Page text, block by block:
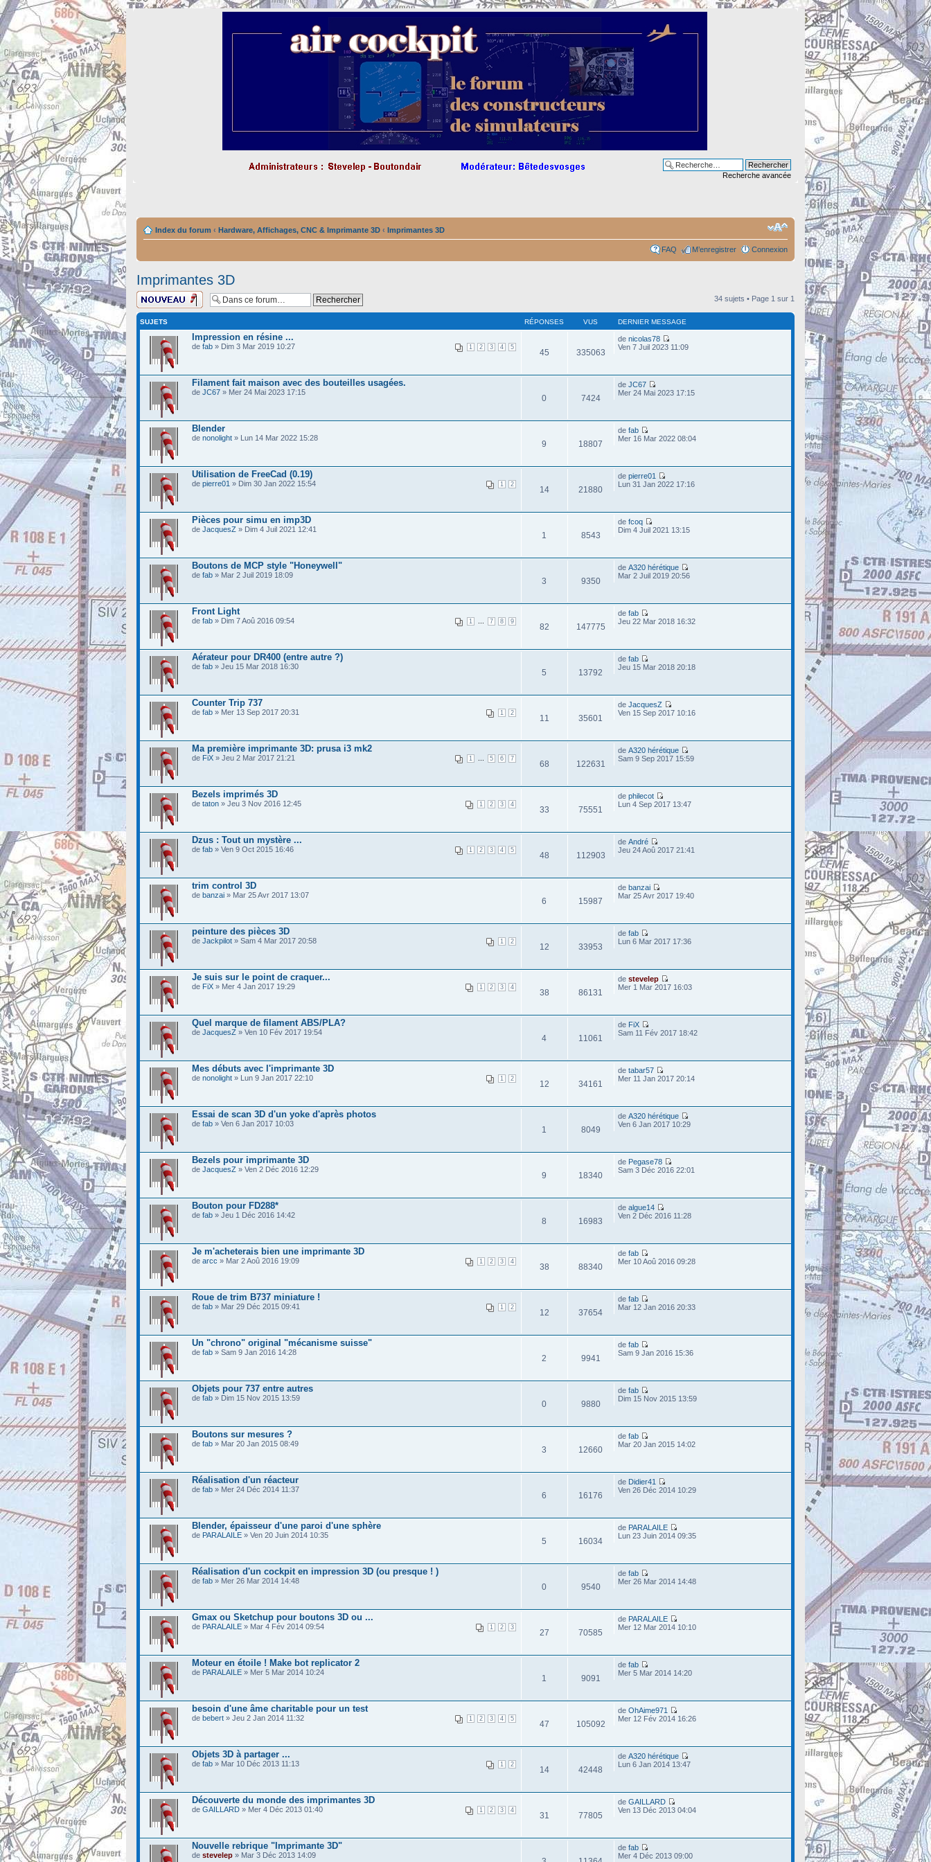
Recherche avancée
Index du forum ‹ Hardware, Affichages, CNC & Imprimante 3D ‹ Imprimantes 3D
FAQ M’enregistrer Connexion
Imprimantes 3D
Ecrire un nouveau
sujet
34 sujets • Page 1 sur 1
SUJETS RÉPONSES VUS DERNIER MESSAGE
Impression en résine ...
1 2 3 4 5
de fab » Dim 3 Mar 2019 10:27
45 335063
de nicolas78
Ven 7 Juil 2023 11:09
Filament fait maison avec des bouteilles usagées.
de JC67 » Mer 24 Mai 2023 17:15
0 7424
de JC67
Mer 24 Mai 2023 17:15
Blender
de nonolight » Lun 14 Mar 2022 15:28
9 18807
de fab
Mer 16 Mar 2022 08:04
Utilisation de FreeCad (0.19)
1 2
de pierre01 » Dim 30 Jan 2022 15:54
14 21880
de pierre01
Lun 31 Jan 2022 17:16
Pièces pour simu en imp3D
de JacquesZ » Dim 4 Juil 2021 12:41
1 8543
de fcoq
Dim 4 Juil 2021 13:15
Boutons de MCP style "Honeywell"
de fab » Mar 2 Juil 2019 18:09
3 9350
de A320 hérétique
Mar 2 Juil 2019 20:56
Front Light
1 7 8 9
de fab » Dim 7 Aoû 2016 09:54
82 147775
de fab
Jeu 22 Mar 2018 16:32
Aérateur pour DR400 (entre autre ?)
de fab » Jeu 15 Mar 2018 16:30
5 13792
de fab
Jeu 15 Mar 2018 20:18
Counter Trip 737
1 2
de fab » Mer 13 Sep 2017 20:31
11 35601
de JacquesZ
Ven 15 Sep 2017 10:16
Ma première imprimante 3D: prusa i3 mk2
1 5 6 7
de FiX » Jeu 2 Mar 2017 21:21
68 122631
de A320 hérétique
Sam 9 Sep 2017 15:59
Bezels imprimés 3D
1 2 3 4
de taton » Jeu 3 Nov 2016 12:45
33 75551
de philecot
Lun 4 Sep 2017 13:47
Dzus : Tout un mystère ...
1 2 3 4 5
de fab » Ven 9 Oct 2015 16:46
48 112903
de André
Jeu 24 Aoû 2017 21:41
trim control 3D
de banzai » Mar 25 Avr 2017 13:07
6 15987
de banzai
Mar 25 Avr 2017 19:40
peinture des pièces 3D
1 2
de Jackpilot » Sam 4 Mar 2017 20:58
12 33953
de fab
Lun 6 Mar 2017 17:36
Je suis sur le point de craquer...
1 2 3 4
de FiX » Mer 4 Jan 2017 19:29
38 86131
de stevelep
Mer 1 Mar 2017 16:03
Quel marque de filament ABS/PLA?
de JacquesZ » Ven 10 Fév 2017 19:54
4 11061
de FiX
Sam 11 Fév 2017 18:42
Mes débuts avec l'imprimante 3D
1 2
de nonolight » Lun 9 Jan 2017 22:10
12 34161
de tabar57
Mer 11 Jan 2017 20:14
Essai de scan 3D d'un yoke d'après photos
de fab » Ven 6 Jan 2017 10:03
1 8049
de A320 hérétique
Ven 6 Jan 2017 10:29
Bezels pour imprimante 3D
de JacquesZ » Ven 2 Déc 2016 12:29
9 18340
de Pegase78
Sam 3 Déc 2016 22:01
Bouton pour FD288*
de fab » Jeu 1 Déc 2016 14:42
8 16983
de algue14
Ven 2 Déc 2016 11:28
Je m'acheterais bien une imprimante 3D
1 2 3 4
de arcc » Mar 2 Aoû 2016 19:09
38 88340
de fab
Mer 10 Aoû 2016 09:28
Roue de trim B737 miniature !
1 2
de fab » Mar 29 Déc 2015 09:41
12 37654
de fab
Mar 12 Jan 2016 20:33
Un "chrono" original "mécanisme suisse"
de fab » Sam 9 Jan 2016 14:28
2 9941
de fab
Sam 9 Jan 2016 15:36
Objets pour 737 entre autres
de fab » Dim 15 Nov 2015 13:59
0 9880
de fab
Dim 15 Nov 2015 13:59
Boutons sur mesures ?
de fab » Mar 20 Jan 2015 08:49
3 12660
de fab
Mar 20 Jan 2015 14:02
Réalisation d'un réacteur
de fab » Mer 24 Déc 2014 11:37
6 16176
de Didier41
Ven 26 Déc 2014 10:29
Blender, épaisseur d'une paroi d'une sphère
de PARALAILE » Ven 20 Juin 2014 10:35
5 16034
de PARALAILE
Lun 23 Juin 2014 09:35
Réalisation d'un cockpit en impression 3D (ou presque ! )
de fab » Mer 26 Mar 2014 14:48
0 9540
de fab
Mer 26 Mar 2014 14:48
Gmax ou Sketchup pour boutons 3D ou ...
1 2 3
de PARALAILE » Mar 4 Fév 2014 09:54
27 70585
de PARALAILE
Mer 12 Mar 2014 10:10
Moteur en étoile ! Make bot replicator 2
de PARALAILE » Mer 5 Mar 2014 10:24
1 9091
de fab
Mer 5 Mar 2014 14:20
besoin d'une âme charitable pour un test
1 2 3 4 5
de bebert » Jeu 2 Jan 2014 11:32
47 105092
de OhAime971
Mer 12 Fév 2014 16:26
Objets 3D à partager ...
1 2
de fab » Mar 10 Déc 2013 11:13
14 42448
de A320 hérétique
Lun 6 Jan 2014 13:47
Découverte du monde des imprimantes 3D
1 2 3 4
de GAILLARD » Mer 4 Déc 2013 01:40
31 77805
de GAILLARD
Ven 13 Déc 2013 04:04
Nouvelle rebrique "Imprimante 3D"
de stevelep » Mar 3 Déc 2013 14:09
de fab
Mer 4 Déc 2013 09:00